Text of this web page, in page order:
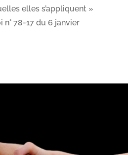
elles s’appliquent »
78-17 du 6 janvier